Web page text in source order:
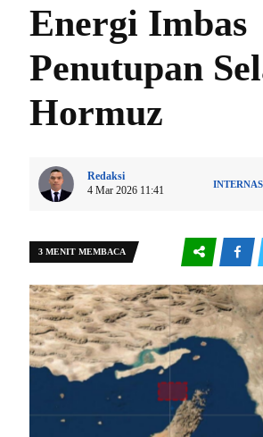
Energi Imbas
Penutupan
Hormuz
Redaksi
4 Mar 2026 11:41
3 MENIT MEMBACA